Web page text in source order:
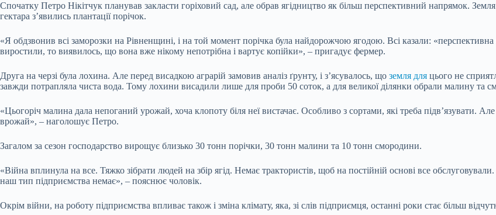
Спочатку Петро Нікітчук планував закласти горіховий сад, але обрав ягідництво як більш перспективний напрямок.
гектара з’явились плантації порічок.
«Я обдзвонив всі заморозки на Рівненщині, і на той момент порічка була найдорожчою ягодою. Всі казали:
виростили, то виявилось, що вона вже нікому непотрібна і вартує копійки», – пригадує фермер.
Друга на черзі була лохина. Але перед висадкою аграрій замовив аналіз ґрунту, і з’ясувалось, що земля для цього не
завжди потрапляла чиста вода. Тому лохини висадили лише для проби 50 соток, а для великої ділянки обрали малину та
«Цьогоріч малина дала непоганий урожай, хоча клопоту біля неї вистачає. Особливо з сортами, які треба підв’язувати.
врожай», – наголошує Петро.
Загалом за сезон господарство вирощує близько 30 тонн порічки, 30 тонн малини та 10 тонн смородини.
«Війна вплинула на все. Тяжко зібрати людей на збір ягід. Немає трактористів, щоб на постійній основі все
наш тип підприємства немає», – пояснює чоловік.
Окрім війни, на роботу підприємства впливає також і зміна клімату, яка, зі слів підприємця, останні роки стає більш